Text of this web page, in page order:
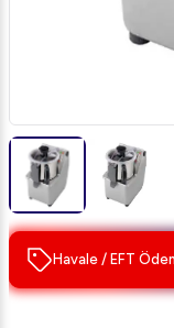
Havale / EFT